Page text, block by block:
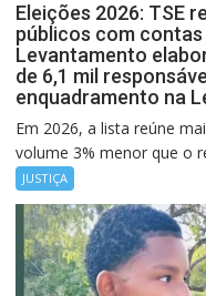
Eleições 2026: TSE
públicos com
Levantamento
de 6,1 mil
enquadramento na
Em 2026, a lista reúne
volume 3% menor que o
JUSTIÇA